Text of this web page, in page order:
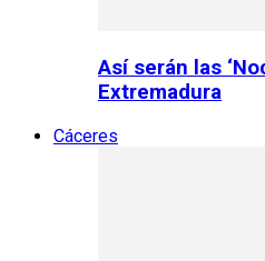
Así serán las
Extremadura
Cáceres